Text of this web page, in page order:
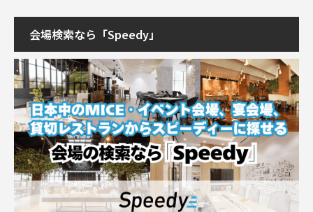
会場検索なら「Speedy」